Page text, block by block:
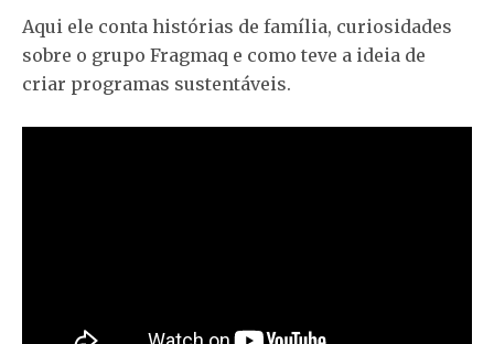
Aqui ele conta histórias de família, curiosidades
sobre o grupo Fragmaq e como teve a ideia de
criar programas sustentáveis.